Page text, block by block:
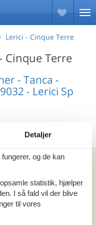
Lerici - Cinque Terre
Cinque Terre
- Tanca -
- Lerici Sp
0427
16.00
Detaljer
og de kan
statistik, hjælper
I så fald vil der blive
til vores